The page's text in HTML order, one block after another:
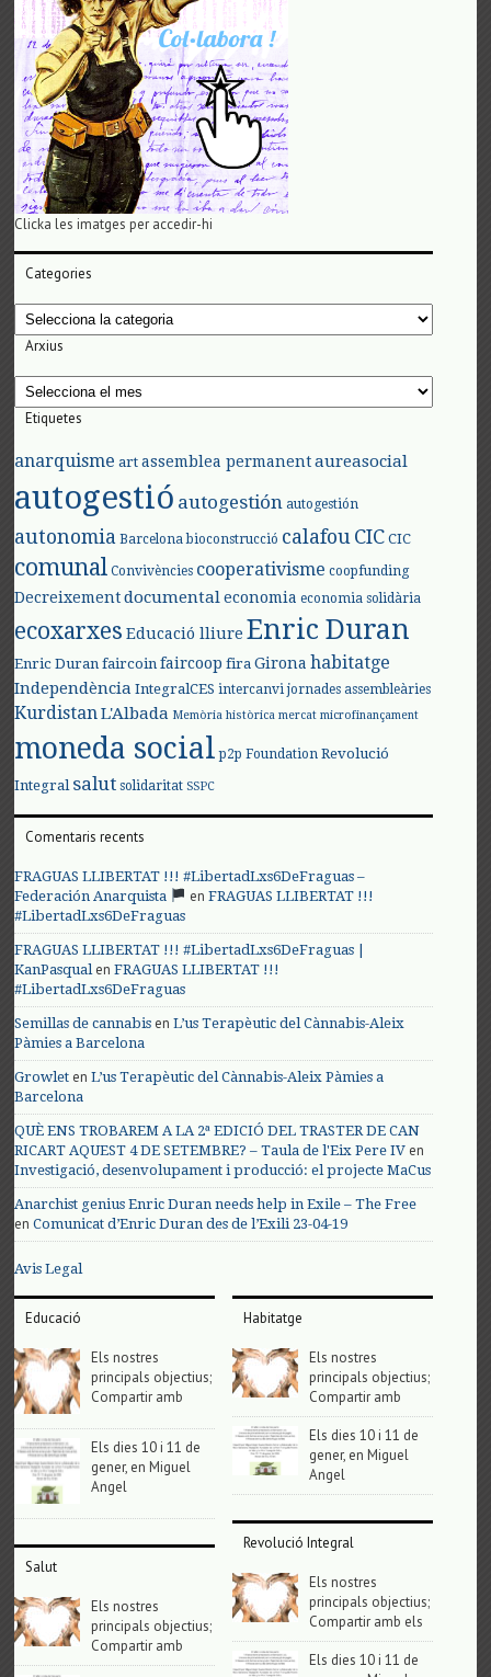
Clicka les imatges per accedir-hi
Categories
Categories
Arxius
Arxius
Etiquetes
anarquisme art assemblea permanent aureasocial
autogestió autogestión autogestión
autonomia Barcelona bioconstrucció calafou CIC CIC
comunal Convivències cooperativisme coopfunding
Decreixement documental economia economia solidària
ecoxarxes Educació lliure Enric Duran
Enric Duran faircoin faircoop fira Girona habitatge
Independència IntegralCES intercanvi jornades assembleàries
KurdistanL'Albada Memòria històrica mercat microfinançament
moneda social p2p Foundation Revolució
Integral salut solidaritat SSPC
Comentaris recents
FRAGUAS LLIBERTAT !!! #LibertadLxs6DeFraguas –
Federación Anarquista
enFRAGUAS LLIBERTAT !!!
#LibertadLxs6DeFraguas
FRAGUAS LLIBERTAT !!! #LibertadLxs6DeFraguas |
KanPasqualenFRAGUAS LLIBERTAT !!!
#LibertadLxs6DeFraguas
Semillas de cannabis enL’us Terapèutic del Cànnabis-Aleix
Pàmies a Barcelona
Growlet enL’us Terapèutic del Cànnabis-Aleix Pàmies a
Barcelona
QUÈ ENS TROBAREM A LA 2ª EDICIÓ DEL TRASTER DE CAN
RICART AQUEST 4 DE SETEMBRE? – Taula de l'Eix Pere IV en
Investigació, desenvolupament i producció: el projecte MaCus
Anarchist genius Enric Duran needs help in Exile – The Free
enComunicat d’Enric Duran des de l’Exili 23-04-19
Avis Legal
Educació
Els nostres
principals objectius;
Compartir amb
Els dies 10 i 11 de
gener, en Miguel
Angel
Salut
Els nostres
principals objectius;
Compartir amb
Habitatge
Els nostres
principals objectius;
Compartir amb
Els dies 10 i 11 de
gener, en Miguel
Angel
Revolució Integral
Els nostres
principals objectius;
Compartir amb els
Els dies 10 i 11 de